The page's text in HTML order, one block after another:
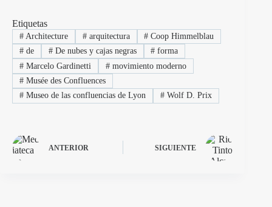
Etiquetas
#Architecture #arquitectura # Coop Himmelblau
#de #De nubes y cajas negras # forma
#Marcelo Gardinetti #movimiento moderno
#Musée des Confluences
#Museo de las confluencias de Lyon #Wolf D. Prix
ANTERIOR SIGUIENTE